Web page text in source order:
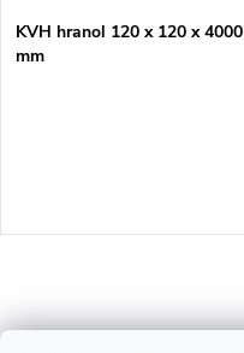
KVH hranol 120 x 120 x 4000
mm